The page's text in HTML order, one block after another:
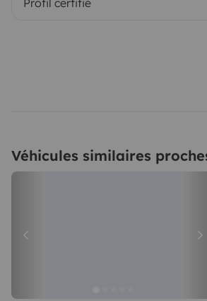
Profil certifié
Véhicules similaires